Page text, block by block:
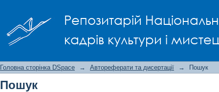
Репозитарій
кадрів культури і
Головна сторінка DSpace → Автореферати та дисертації → Пошук
Пошук